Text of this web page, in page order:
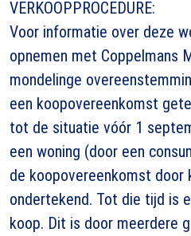
VERKOOPPROCEDURE:
Voor informatie over deze
opnemen met Coppelmans
mondelinge
een koopovereenkomst
tot de situatie vóór 1
een woning (door een
de koopovereenkomst door
ondertekend. Tot die tijd is
koop. Dit is door meerdere